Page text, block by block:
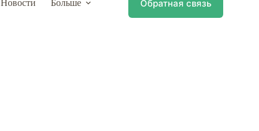
Новости Больше Обратная связь